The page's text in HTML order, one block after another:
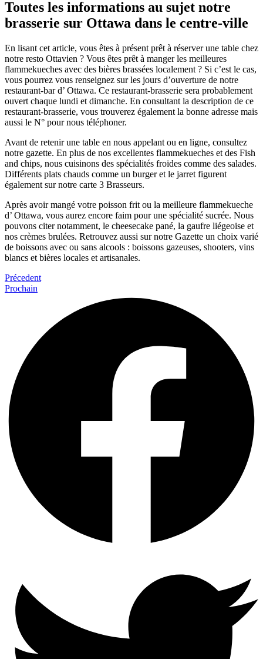
Toutes les informations au sujet notre
brasserie sur Ottawa dans le centre-ville
En lisant cet article, vous êtes à présent prêt à réserver une table chez
notre resto Ottavien ? Vous êtes prêt à manger les meilleures
flammekueches avec des bières brassées localement ? Si c’est le cas,
vous pourrez vous renseignez sur les jours d’ouverture de notre
restaurant-bar d’ Ottawa. Ce restaurant-brasserie sera probablement
ouvert chaque lundi et dimanche. En consultant la description de ce
restaurant-brasserie, vous trouverez également la bonne adresse mais
aussi le N° pour nous téléphoner.
Avant de retenir une table en nous appelant ou en ligne, consultez
notre gazette. En plus de nos excellentes flammekueches et des Fish
and chips, nous cuisinons des spécialités froides comme des salades.
Différents plats chauds comme un burger et le jarret figurent
également sur notre carte 3 Brasseurs.
Après avoir mangé votre poisson frit ou la meilleure flammekueche
d’ Ottawa, vous aurez encore faim pour une spécialité sucrée. Nous
pouvons citer notamment, le cheesecake pané, la gaufre liégeoise et
nos crèmes brulées. Retrouvez aussi sur notre Gazette un choix varié
de boissons avec ou sans alcools : boissons gazeuses, shooters, vins
blancs et bières locales et artisanales.
Précedent
Prochain